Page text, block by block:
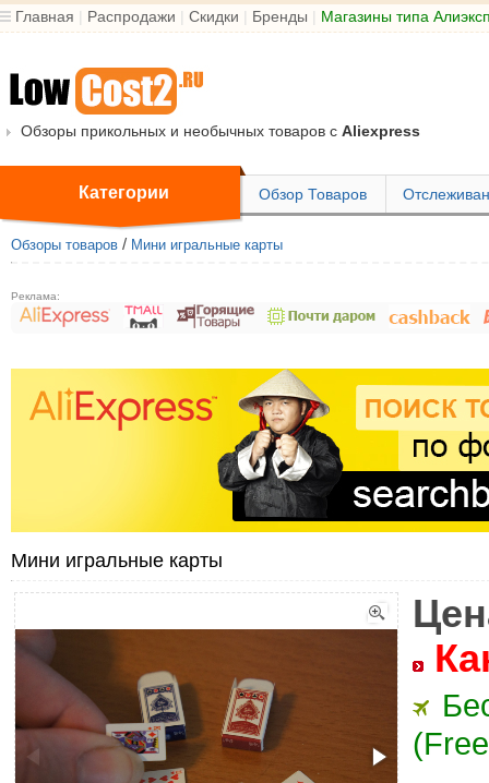
Главная | Распродажи | Скидки | Бренды | Магазины типа
Обзоры прикольных и необычных товаров с Aliexpress
Категории Обзор Товаров
Обзоры товаров / Мини игральные карты
Реклама:
Мини игральные карты